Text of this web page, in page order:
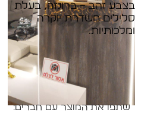
בצבע זהב – ברונזה, בעלת
סלילים משדרת יוקרה
ומלכותיות.
ליצירת קשר: 2540*
השאירו פרטים
שתפו את המוצר עם חברים: